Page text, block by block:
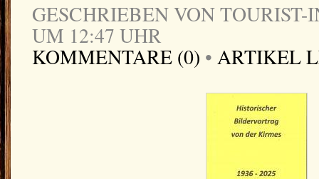
GESCHRIEBEN VON TOURIST-
UM 12:47 UHR
KOMMENTARE (0) • ARTIKEL